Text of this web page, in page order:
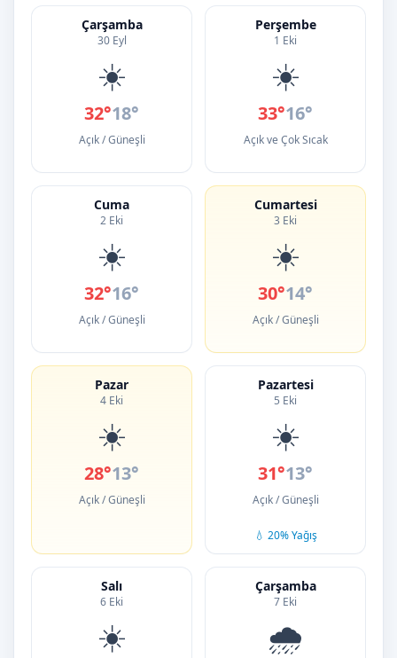
Çarşamba
30 Eyl
☀️
32°18°
Açık / Güneşli
Perşembe
1 Eki
☀️
33°16°
Açık ve Çok Sıcak
Cuma
2 Eki
☀️
32°16°
Açık / Güneşli
Cumartesi
3 Eki
☀️
30°14°
Açık / Güneşli
Pazar
4 Eki
☀️
28°13°
Açık / Güneşli
Pazartesi
5 Eki
☀️
31°13°
Açık / Güneşli
💧 20% Yağış
Salı
6 Eki
☀️
Çarşamba
7 Eki
🌧️